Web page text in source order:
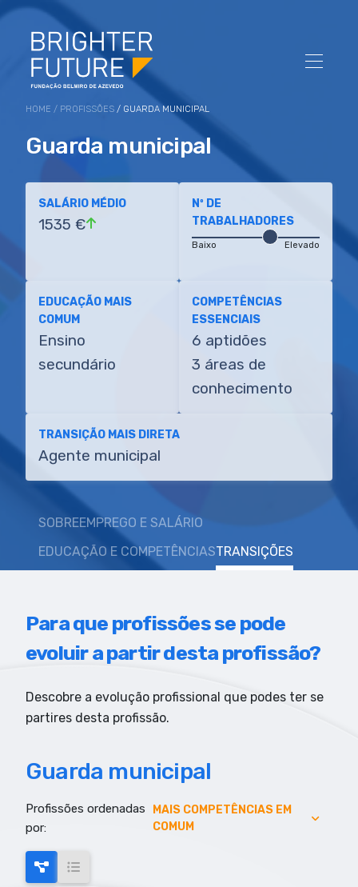
HOME / PROFISSÕES / GUARDA MUNICIPAL
Guarda municipal
SALÁRIO MÉDIO
1535 €
Nº DE
TRABALHADORES
Baixo Elevado
EDUCAÇÃO MAIS
COMUM
Ensino
secundário
COMPETÊNCIAS
ESSENCIAIS
6 aptidões
3 áreas de
conhecimento
TRANSIÇÃO MAIS DIRETA
Agente municipal
SOBREEMPREGO E SALÁRIO
EDUCAÇÃO E COMPETÊNCIASTRANSIÇÕES
Para que profissões se pode
evoluir a partir desta profissão?
Descobre a evolução profissional que podes ter se
partires desta profissão.
Guarda municipal
Profissões ordenadas
por:
MAIS COMPETÊNCIAS EM
COMUM
AUMENTO DE EMPREGO